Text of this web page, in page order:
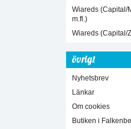
Wiareds (Capital/
m.fl.)
Wiareds (Capital/
övrigt
Nyhetsbrev
Länkar
Om cookies
Butiken i